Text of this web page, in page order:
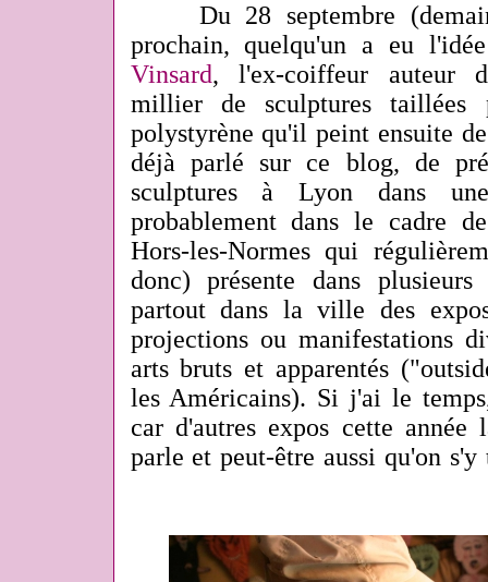
Du 28 septembre
prochain, quelqu'un a eu
Vinsard, l'ex-coiffeur auteur
millier de sculptures taillées
polystyrène qu'il peint ensuite
déjà parlé sur ce blog, de
sculptures à Lyon dans
probablement dans le cadre
Hors-les-Normes qui
donc) présente dans
partout dans la ville des
projections ou manifestations
arts bruts et apparentés
les Américains). Si j'ai le
car d'autres expos cette année
parle et peut-être aussi qu'on s'y